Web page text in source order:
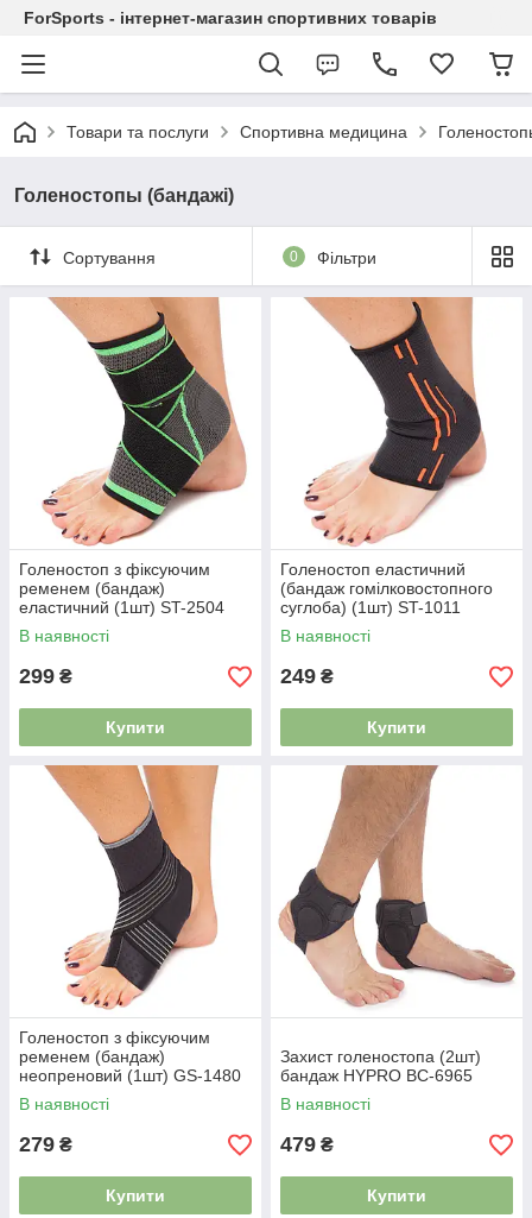
ForSports - інтернет-магазин спортивних товарів
Товари та послуги Спортивна медицина
Голеностопы (бандажі)
Сортування 0 Фільтри
Голеностоп з фіксуючим
ременем (бандаж)
еластичний (1шт) ST-2504
В наявності
299 ₴
Купити
Голеностоп еластичний
(бандаж гомілковостопного
суглоба) (1шт) ST-1011
В наявності
249 ₴
Купити
Голеностоп з фіксуючим
ременем (бандаж)
неопреновий (1шт) GS-1480
В наявності
279 ₴
Купити
Захист голеностопа (2шт)
бандаж HYPRO BC-6965
В наявності
479 ₴
Купити